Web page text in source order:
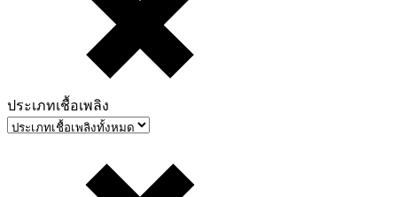
ประเภทเชื้อเพลิง